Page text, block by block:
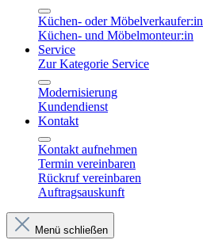
Küchen- oder Möbelverkaufer:in
Küchen- und Möbelmonteur:in
Service
Zur Kategorie Service
Modernisierung
Kundendienst
Kontakt
Kontakt aufnehmen
Termin vereinbaren
Rückruf vereinbaren
Auftragsauskunft
Menü schließen